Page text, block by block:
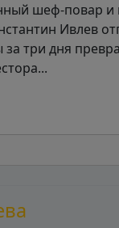
шеф-повар и
Ивлев
три дня